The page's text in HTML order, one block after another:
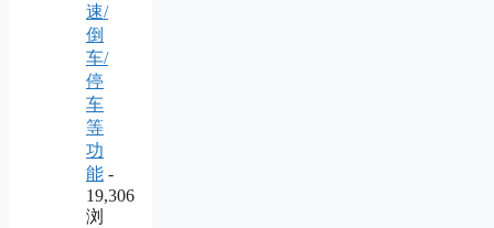
速/
倒
车/
停
车
等
功
能 -
19,306
浏